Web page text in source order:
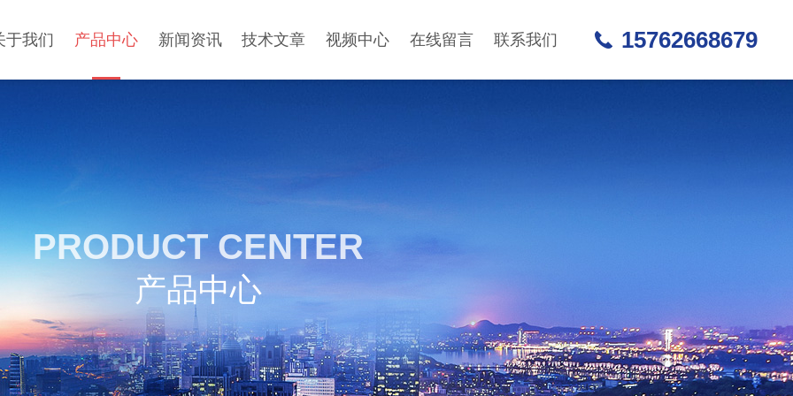
于我们 产品中心 新闻资讯 技术文章 视频中心 在线留言 联系我们 15762668679
PRODUCT CENTER
产品中心